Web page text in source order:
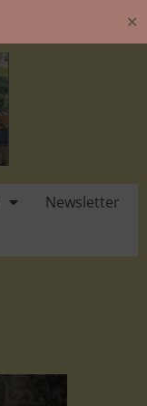
✕
Newsletter